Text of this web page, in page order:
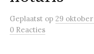
Geplaatst op 29 oktober
0 Reacties